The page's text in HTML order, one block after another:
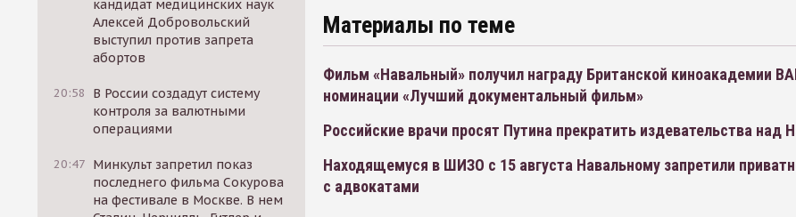
кандидат медицинских наук
Алексей Добровольский
выступил против запрета
абортов
20:58
В России создадут систему
контроля за валютными
операциями
20:47 Минкульт запретил показ
последнего фильма Сокурова
на фестивале в Москве. В нем
Материалы по теме
Фильм «Навальный» получил награду Британской киноакадемии
номинации «Лучший документальный фильм»
Российские врачи просят Путина прекратить издевательства над
Находящемуся в ШИЗО с 15 августа Навальному запретили
с адвокатами